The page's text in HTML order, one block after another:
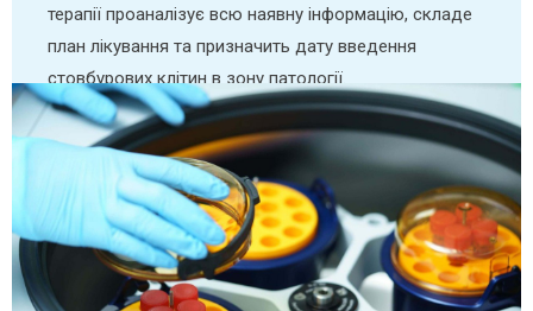
терапії проаналізує всю наявну інформацію, складе
план лікування та призначить дату введення
стовбурових клітин в зону патології.